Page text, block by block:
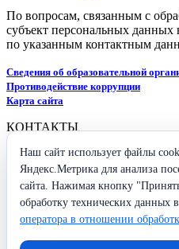
По вопросам, связанным с
субъект персональных данных
по указанным контактным
Сведения об образовательной
Противодействие коррупции
Карта сайта
КОНТАКТЫ
426009, Удмуртская Республика,
г. Ижевск, ул. Ухтомского, 25
+7 (3412) 37-96-26
secretary@iro18.ru
Схема проезда
Наш сайт использует файлы
Яндекс.Метрика для анализа
сайта. Нажимая кнопку
обработку технических данных
оператора в отношении